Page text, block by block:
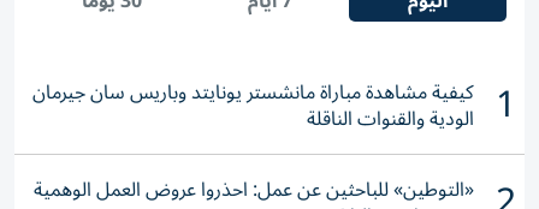
1 كيفية مشاهدة مباراة مانشستر يونايتد وباريس سان جيرمان
الودية والقنوات الناقلة
«التوطين» للباحثين عن عمل: احذروا عروض العمل الوهمية